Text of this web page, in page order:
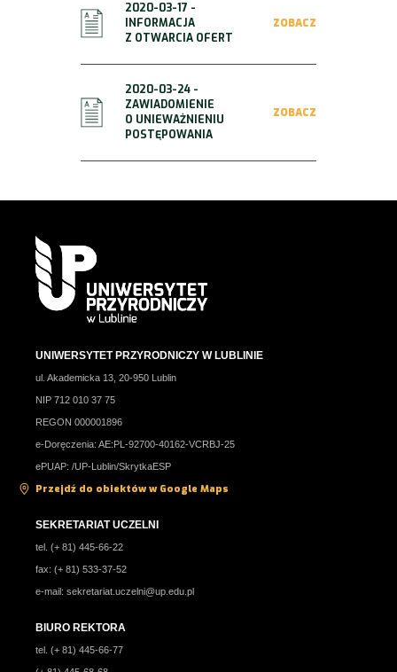
2020-03-17 -
INFORMACJA
Z OTWARCIA OFERT
ZOBACZ
2020-03-24 -
ZAWIADOMIENIE
O UNIEWAŻNIENIU
POSTĘPOWANIA
ZOBACZ
UNIWERSYTET PRZYRODNICZY W LUBLINIE
ul. Akademicka 13, 20-950 Lublin
NIP 712 010 37 75
REGON 000001896
e-Doręczenia: AE:PL-92700-40162-VCRBJ-25
ePUAP: /UP-Lublin/SkrytkaESP
Przejdź do obiektów w Google Maps
SEKRETARIAT UCZELNI
tel. (+ 81) 445-66-22
fax: (+ 81) 533-37-52
e-mail: sekretariat.uczelni@up.edu.pl
BIURO REKTORA
tel. (+ 81) 445-66-77